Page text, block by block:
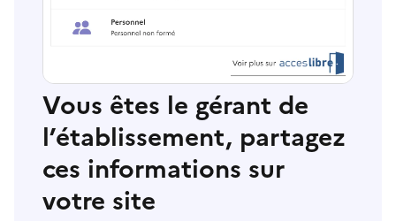
Vous êtes le gérant de
l’établissement, partagez
ces informations sur
votre site